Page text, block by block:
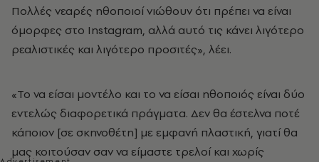
Πολλές νεαρές ηθοποιοί νιώθουν ότι πρέπει να είναι
όμορφες στο Instagram, αλλά αυτό τις κάνει λιγότερο
ρεαλιστικές και λιγότερο προσιτές», λέει.
«Το να είσαι μοντέλο και το να είσαι ηθοποιός είναι δύο
εντελώς διαφορετικά πράγματα. Δεν θα έστελνα ποτέ
κάποιον [σε σκηνοθέτη] με εμφανή πλαστική, γιατί θα
μας κοιτούσαν σαν να είμαστε τρελοί και χωρίς